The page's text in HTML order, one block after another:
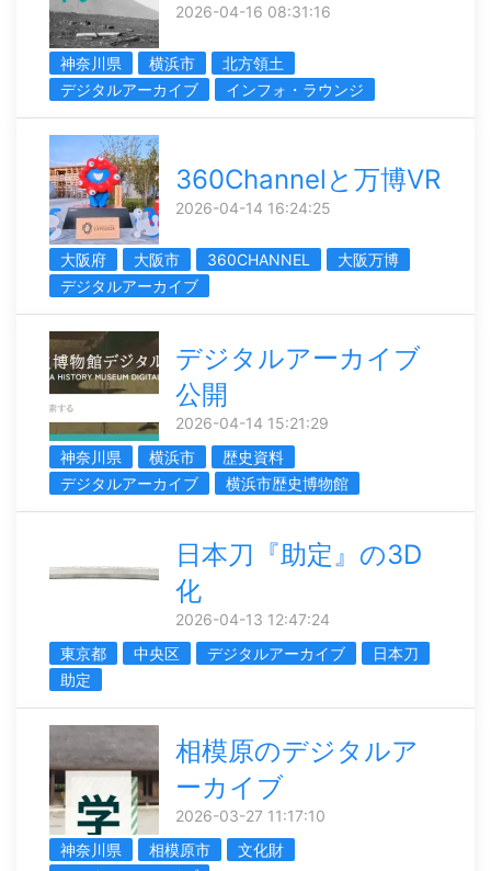
2026-04-16 08:31:16
神奈川県 横浜市
北方領土
デジタルアーカイブ
インフォ・ラウンジ
360Channelと万博VR
2026-04-14 16:24:25
大阪府 大阪市 360CHANNEL
大阪万博
デジタルアーカイブ
デジタルアーカイブ
公開
2026-04-14 15:21:29
神奈川県
横浜市
歴史資料
デジタルアーカイブ
横浜市歴史博物館
日本刀『助定』の3D
化
2026-04-13 12:47:24
東京都
中央区 デジタルアーカイブ
日本刀
助定
相模原のデジタルア
ーカイブ
2026-03-27 11:17:10
神奈川県
相模原市
文化財